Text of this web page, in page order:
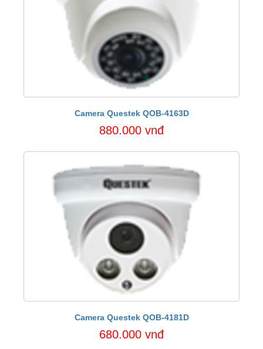
Camera Questek QOB-4163D
880.000 vnđ
Camera Questek QOB-4181D
680.000 vnđ